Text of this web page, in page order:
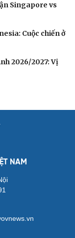
Singapore vs
Cuộc chiến ở
2026/2027: Vị
NAM